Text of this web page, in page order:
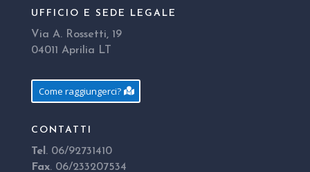
UFFICIO E SEDE LEGALE
Via A. Rossetti, 19
04011 Aprilia LT
Come raggiungerci?
CONTATTI
Tel . 06/92731410
Fax. 06/233207534